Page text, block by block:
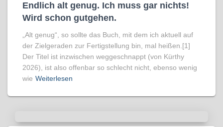
Endlich alt genug. Ich muss gar nichts!
Wird schon gutgehen.
„Alt genug“, so sollte das Buch, mit dem ich aktuell auf
der Zielgeraden zur Fertigstellung bin, mal heißen.[1]
Der Titel ist inzwischen weggeschnappt (von Kürthy
2026), ist also offenbar so schlecht nicht, ebenso wenig
wie Weiterlesen